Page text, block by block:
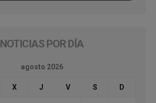
NOTICIAS POR DÍA
agosto 2026
X J V S D